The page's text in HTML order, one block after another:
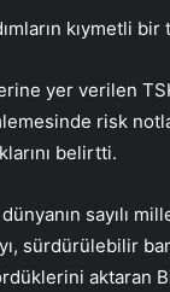
kıymetli bir
yer verilen
risk
belirtti.
sayılı
sürdürülebilir
aktaran